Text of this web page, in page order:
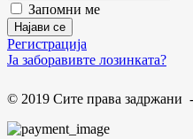
Запомни ме
Регистрација
Ја заборавивте лозинката?
© 2019 Сите права задржани -